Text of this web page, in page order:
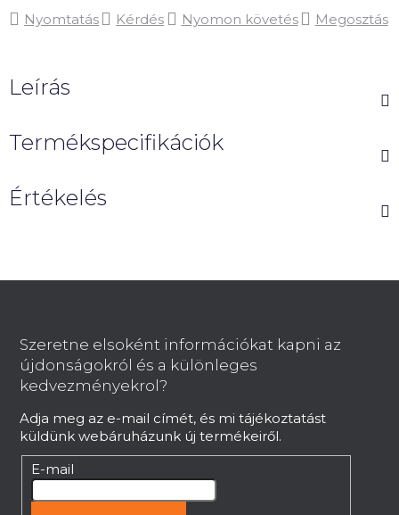
Nyomtatás Kérdés Nyomon követés Megosztás
Leírás
Termékspecifikációk
Értékelés
Szeretne elsoként információkat kapni az
újdonságokról és a különleges
kedvezményekrol?
Adja meg az e-mail címét, és mi tájékoztatást
küldünk webáruházunk új termékeiről.
E-mail